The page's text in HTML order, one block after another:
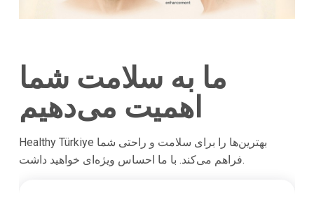
ما به سلامت شما
اهمیت می‌دهیم
Healthy Türkiye بهترین‌ها را برای سلامت و راحتی شما
فراهم می‌کند. با ما احساس ویژه‌ای خواهید داشت.